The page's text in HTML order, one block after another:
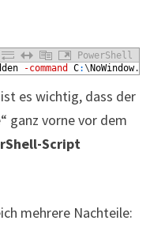
PowerShell
-command C:\NoWindow.
es wichtig, dass der
ganz vorne vor dem
Script
mehrere Nachteile: